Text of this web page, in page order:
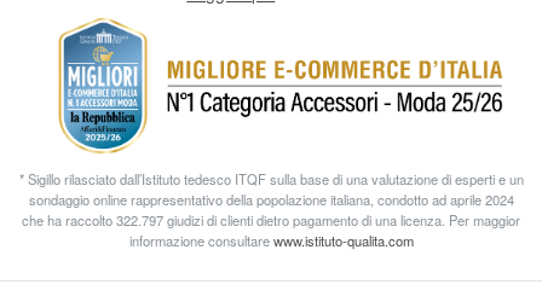
* Sigillo rilasciato dall’Istituto tedesco ITQF sulla base di una valutazione di esperti e un
sondaggio online rappresentativo della popolazione italiana, condotto ad aprile 2024
che ha raccolto 322.797 giudizi di clienti dietro pagamento di una licenza. Per maggior
informazione consultarewww.istituto-qualita.com